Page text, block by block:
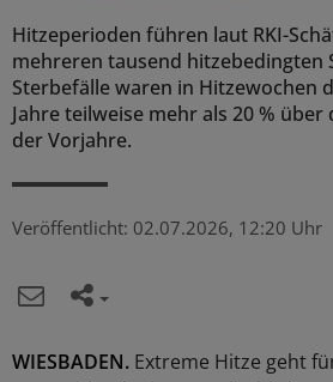
Hitzeperioden führen laut RKI-
mehreren tausend hitzebedingten
Sterbefälle waren in Hitzewochen
Jahre teilweise mehr als 20 %
der Vorjahre.
Veröffentlicht: 02.07.2026, 12:20 Uhr
WIESBADEN. Extreme Hitze geht